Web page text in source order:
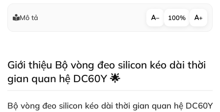
Mô tả − 100% +
Giới thiệu Bộ vòng đeo silicon kéo dài thời
gian quan hệ DC60Y 🌟
Bộ vòng đeo silicon kéo dài thời gian quan hệ DC60Y